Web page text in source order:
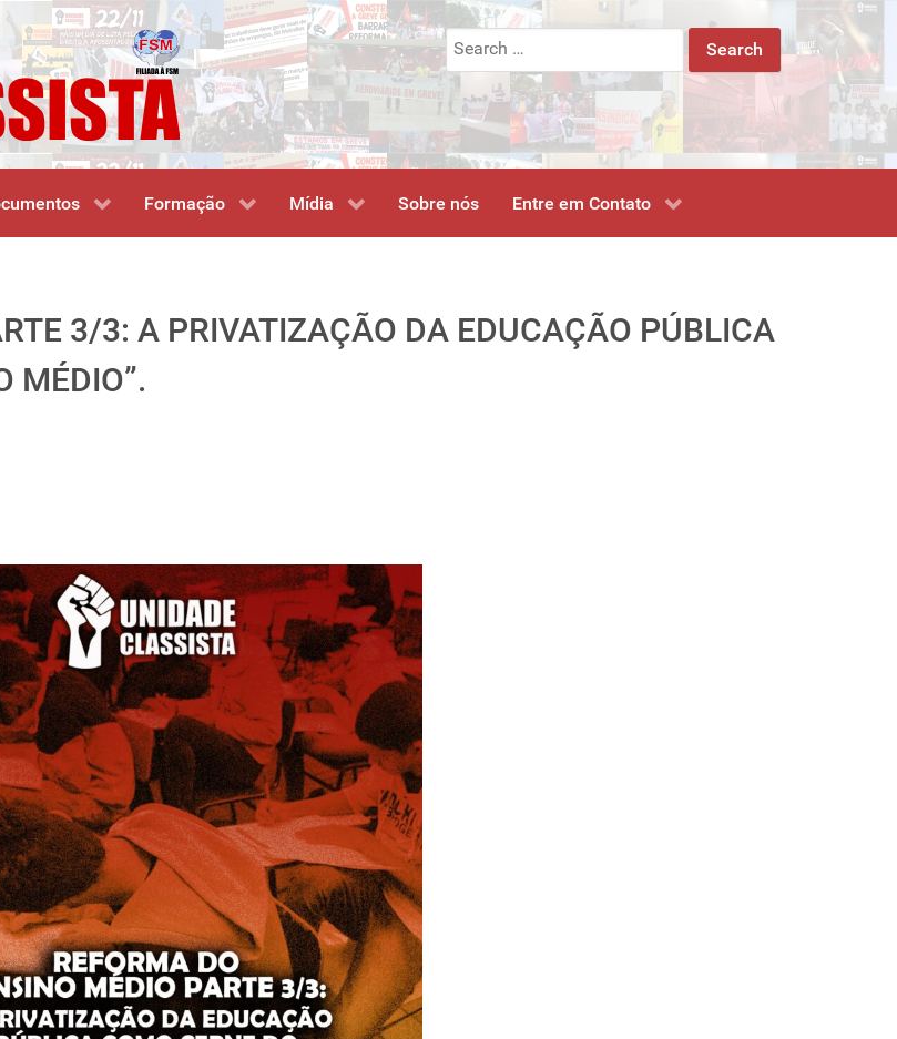
Search
for:
Formação Mídia Sobre nós Entre em Contato
3/3: A PRIVATIZAÇÃO DA EDUCAÇÃO PÚBLICA
MÉDIO”.